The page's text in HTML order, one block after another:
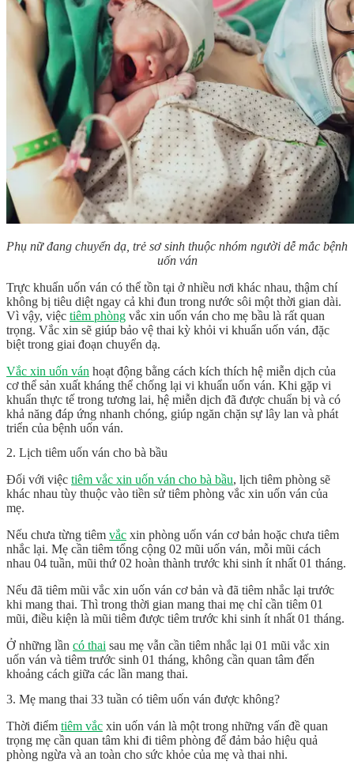
Phụ nữ đang chuyển dạ, trẻ sơ sinh thuộc nhóm người dễ mắc bệnh
uốn ván
Trực khuẩn uốn ván có thể tồn tại ở nhiều nơi khác nhau, thậm chí
không bị tiêu diệt ngay cả khi đun trong nước sôi một thời gian dài.
Vì vậy, việc tiêm phòng vắc xin uốn ván cho mẹ bầu là rất quan
trọng. Vắc xin sẽ giúp bảo vệ thai kỳ khỏi vi khuẩn uốn ván, đặc
biệt trong giai đoạn chuyển dạ.
Vắc xin uốn ván hoạt động bằng cách kích thích hệ miễn dịch của
cơ thể sản xuất kháng thể chống lại vi khuẩn uốn ván. Khi gặp vi
khuẩn thực tế trong tương lai, hệ miễn dịch đã được chuẩn bị và có
khả năng đáp ứng nhanh chóng, giúp ngăn chặn sự lây lan và phát
triển của bệnh uốn ván.
2. Lịch tiêm uốn ván cho bà bầu
Đối với việc tiêm vắc xin uốn ván cho bà bầu, lịch tiêm phòng sẽ
khác nhau tùy thuộc vào tiền sử tiêm phòng vắc xin uốn ván của
mẹ.
Nếu chưa từng tiêm vắc xin phòng uốn ván cơ bản hoặc chưa tiêm
nhắc lại. Mẹ cần tiêm tổng cộng 02 mũi uốn ván, mỗi mũi cách
nhau 04 tuần, mũi thứ 02 hoàn thành trước khi sinh ít nhất 01 tháng.
Nếu đã tiêm mũi vắc xin uốn ván cơ bản và đã tiêm nhắc lại trước
khi mang thai. Thì trong thời gian mang thai mẹ chỉ cần tiêm 01
mũi, điều kiện là mũi tiêm được tiêm trước khi sinh ít nhất 01 tháng.
Ở những lần có thai sau mẹ vẫn cần tiêm nhắc lại 01 mũi vắc xin
uốn ván và tiêm trước sinh 01 tháng, không cần quan tâm đến
khoảng cách giữa các lần mang thai.
3. Mẹ mang thai 33 tuần có tiêm uốn ván được không?
Thời điểm tiêm vắc xin uốn ván là một trong những vấn đề quan
trọng mẹ cần quan tâm khi đi tiêm phòng để đảm bảo hiệu quả
phòng ngừa và an toàn cho sức khỏe của mẹ và thai nhi.